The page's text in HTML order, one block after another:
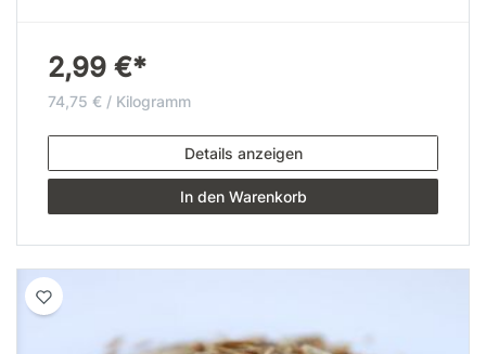
2,99 €*
74,75 € / Kilogramm
Details anzeigen
In den Warenkorb